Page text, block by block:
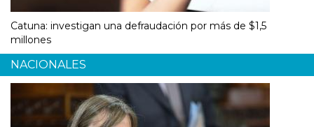
Catuna: investigan una defraudación por más de $1,5
millones
NACIONALES